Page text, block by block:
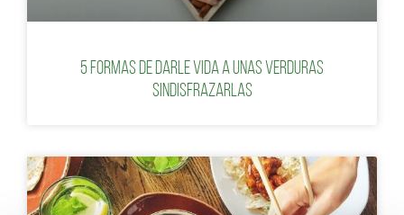
5 formas de darle vida a unas verduras
sindisfrazarlas